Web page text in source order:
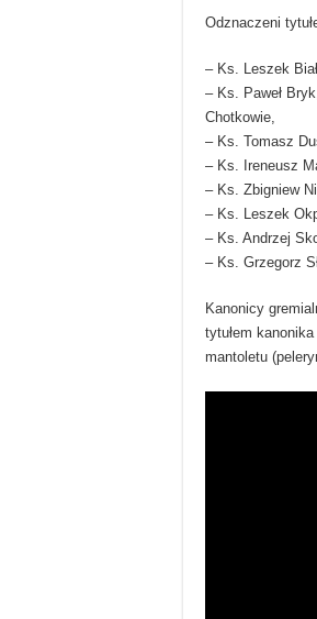
Odznaczeni
– Ks. Leszek
– Ks. Paweł
Chotkowie,
– Ks. Tomasz
– Ks. Ireneusz
– Ks. Zbigniew
– Ks. Leszek
– Ks. Andrzej
– Ks. Grzegorz
Kanonicy
tytułem
mantoletu